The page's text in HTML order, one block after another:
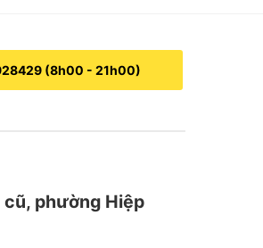
(8h00 - 21h00)
phường Hiệp